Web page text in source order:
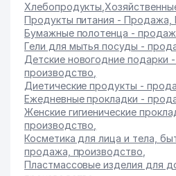
Хлебопродукты
Продукты питания - Продажа,
Бумажные полотенца -
Гели для мытья посуды -
Детские новогодние подарки
производство
Диетические продукты -
Ежедневные прокладки -
Женские гигиенические
производство
Косметика для лица и тела,
продажа, производство
Пластмассовые изделия для